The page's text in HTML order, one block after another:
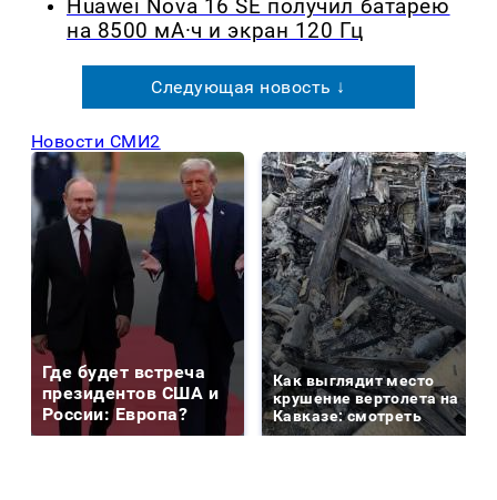
Huawei Nova 16 SE получил батарею
на 8500 мА·ч и экран 120 Гц
Следующая новость ↓
Новости СМИ2
Где будет встреча
президентов США и
России: Европа?
Как выглядит место
крушение вертолета на
Кавказе: смотреть